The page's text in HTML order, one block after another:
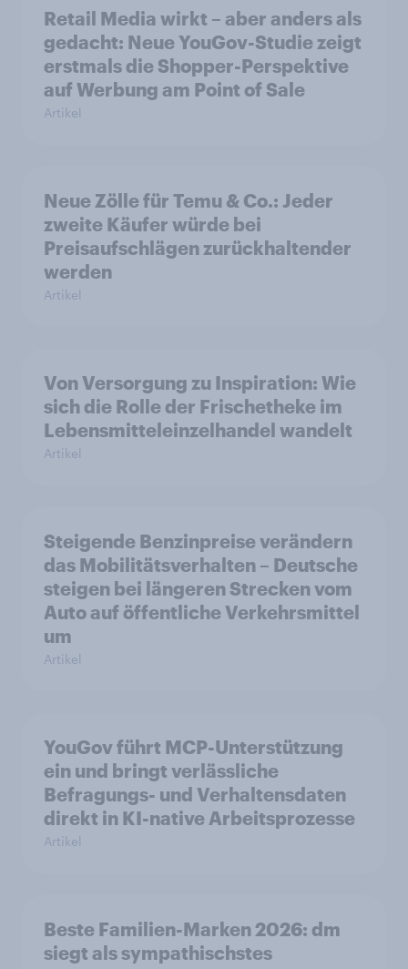
Retail Media wirkt – aber anders als
gedacht: Neue YouGov-Studie zeigt
erstmals die Shopper-Perspektive
auf Werbung am Point of Sale
Artikel
Neue Zölle für Temu & Co.: Jeder
zweite Käufer würde bei
Preisaufschlägen zurückhaltender
werden
Artikel
Von Versorgung zu Inspiration: Wie
sich die Rolle der Frischetheke im
Lebensmitteleinzelhandel wandelt
Artikel
Steigende Benzinpreise verändern
das Mobilitätsverhalten – Deutsche
steigen bei längeren Strecken vom
Auto auf öffentliche Verkehrsmittel
um
Artikel
YouGov führt MCP-Unterstützung
ein und bringt verlässliche
Befragungs- und Verhaltensdaten
direkt in KI-native Arbeitsprozesse
Artikel
Beste Familien-Marken 2026: dm
siegt als sympathischstes